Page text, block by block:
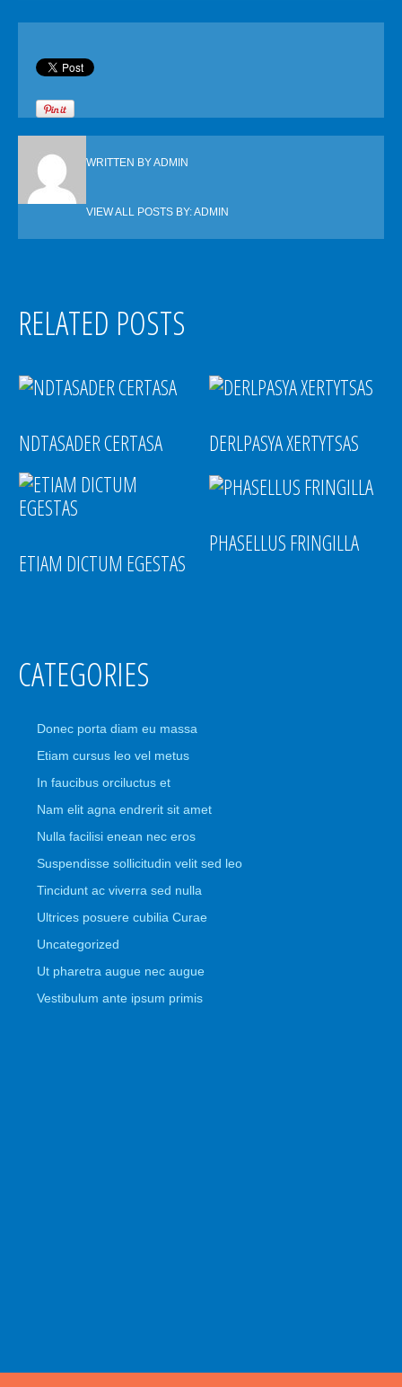
WRITTEN BYADMIN
VIEW ALL POSTS BY:ADMIN
RELATED POSTS
NDTASADER CERTASA DERLPASYA XERTYTSAS
ETIAM DICTUM EGESTAS
PHASELLUS FRINGILLA
CATEGORIES
Donec porta diam eu massa
Etiam cursus leo vel metus
In faucibus orciluctus et
Nam elit agna endrerit sit amet
Nulla facilisi enean nec eros
Suspendisse sollicitudin velit sed leo
Tincidunt ac viverra sed nulla
Ultrices posuere cubilia Curae
Uncategorized
Ut pharetra augue nec augue
Vestibulum ante ipsum primis